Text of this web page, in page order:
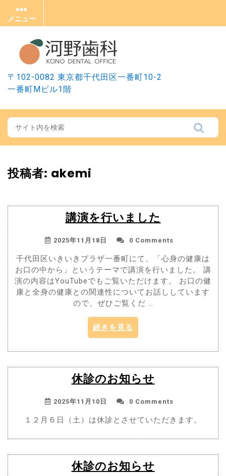
content
メニュー
メ
ニ
ュ
ー
〒102-0082 東京都千代田区一番町10-2
一番町Mビル1階
投稿者: akemi
講演を行いました
2025年11月18日 0 Comments
千代田区いきいきプラザ一番町にて、「心身の健康は
お口の中から」というテーマで講演を行いました。 講
演の内容はYouTubeでもご覧いただけます。 お口の健
康と全身の健康との関連性についてお話ししています
ので、ぜひご覧くだ …
続きを見る
演
を
ま
た”
休診のお知らせ
2025年11月10日 0 Comments
１２月６日（土）は休診とさせていただきます。
休診のお知らせ